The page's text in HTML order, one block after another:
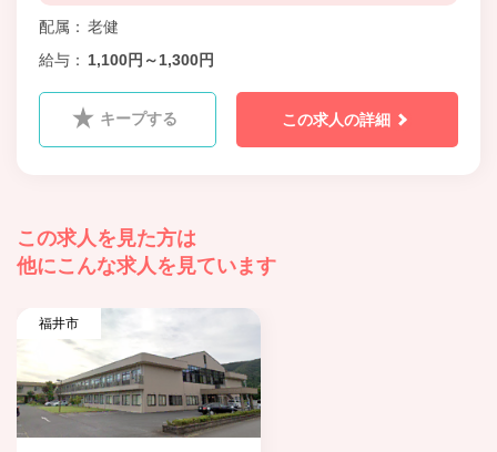
配属
老健
給与
1,100円～1,300円
キープする この求人の詳細
この求人を見た方は
他にこんな求人を見ています
福井市